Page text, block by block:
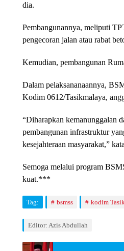
dia.
Pembangunannya, meliputi
pengecoran jalan atau rabat
Kemudian, pembangunan
Dalam pelaksananaannya,
Kodim 0612/Tasikmalaya,
“Diharapkan kemanunggalan
pembangunan infrastruktur
kesejahteraan masyarakat,”
Semoga melalui program
kuat.***
Tag: bsmss kodim
Editor: Azis Abdullah